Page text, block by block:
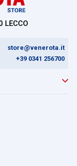
store@venerota.it
+39 0341 256700